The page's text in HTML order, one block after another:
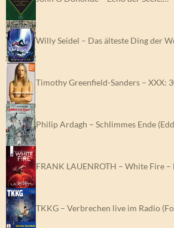
Willy Seidel – Das älteste Ding der
Timothy Greenfield-Sanders – XXX:
Philip Ardagh – Schlimmes Ende
FRANK LAUENROTH – White Fire –
TKKG – Verbrechen live im Radio